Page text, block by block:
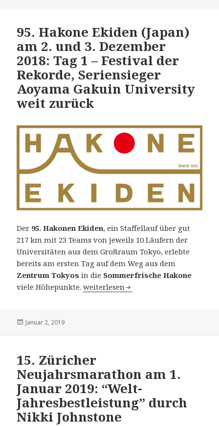
95. Hakone Ekiden (Japan)
am 2. und 3. Dezember
2018: Tag 1 – Festival der
Rekorde, Seriensieger
Aoyama Gakuin University
weit zurück
Der 95. Hakonen Ekiden, ein Staffellauf über gut
217 km mit 23 Teams von jeweils 10 Läufern der
Universitäten aus dem Großraum Tokyo, erlebte
bereits am ersten Tag auf dem Weg aus dem
Zentrum Tokyos in die Sommerfrische Hakone
viele Höhepunkte.95. Hakone Ekiden (Japan) am 2.
weiterlesen
Veröffentlicht
Januar 2, 2019
15. Züricher
Neujahrsmarathon am 1.
Januar 2019: “Welt-
Jahresbestleistung” durch
Nikki Johnstone